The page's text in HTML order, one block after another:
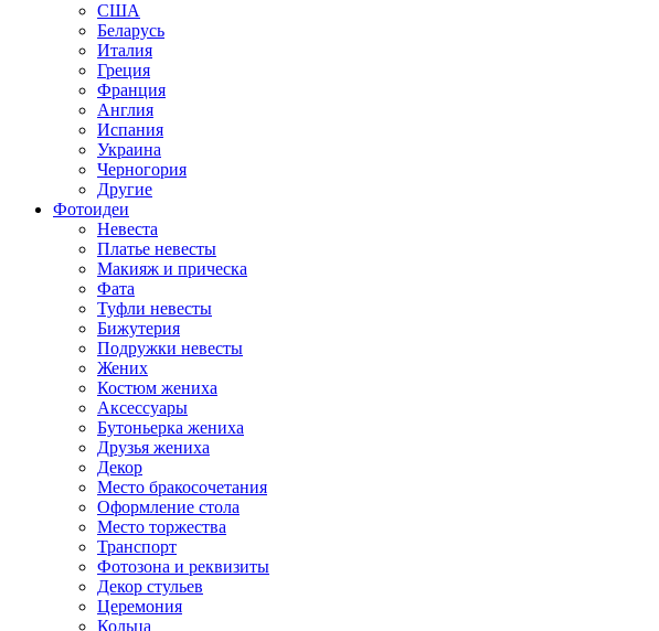
США
Беларусь
Италия
Греция
Франция
Англия
Испания
Украина
Черногория
Другие
Фотоидеи
Невеста
Платье невесты
Макияж и прическа
Фата
Туфли невесты
Бижутерия
Подружки невесты
Жених
Костюм жениха
Аксессуары
Бутоньерка жениха
Друзья жениха
Декор
Место бракосочетания
Оформление стола
Место торжества
Транспорт
Фотозона и реквизиты
Декор стульев
Церемония
Кольца